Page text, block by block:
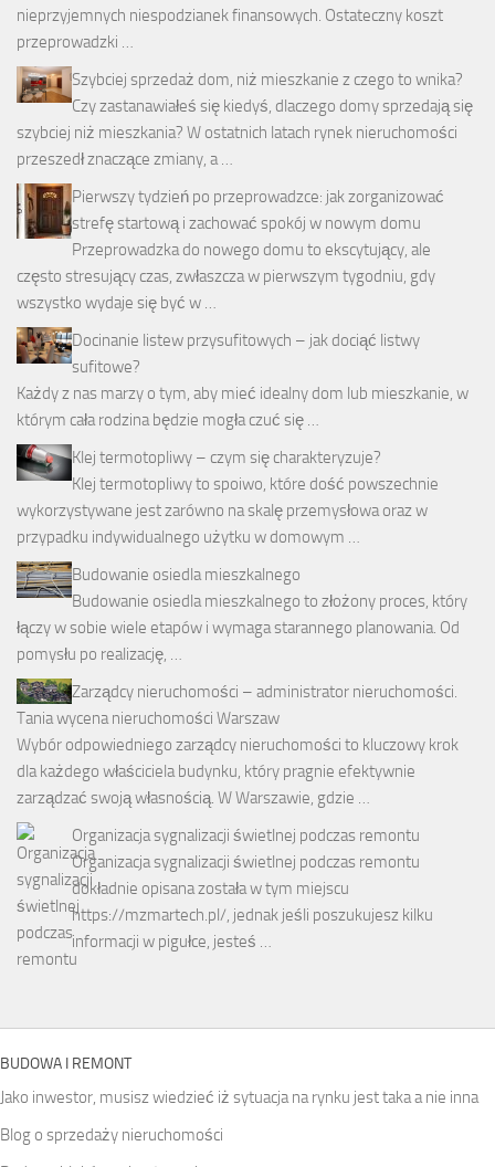
nieprzyjemnych niespodzianek finansowych. Ostateczny koszt
przeprowadzki …
Szybciej sprzedaż dom, niż mieszkanie z czego to wnika?
Czy zastanawiałeś się kiedyś, dlaczego domy sprzedają się
szybciej niż mieszkania? W ostatnich latach rynek nieruchomości
przeszedł znaczące zmiany, a …
Pierwszy tydzień po przeprowadzce: jak zorganizować
strefę startową i zachować spokój w nowym domu
Przeprowadzka do nowego domu to ekscytujący, ale
często stresujący czas, zwłaszcza w pierwszym tygodniu, gdy
wszystko wydaje się być w …
Docinanie listew przysufitowych – jak dociąć listwy
sufitowe?
Każdy z nas marzy o tym, aby mieć idealny dom lub mieszkanie, w
którym cała rodzina będzie mogła czuć się …
Klej termotopliwy – czym się charakteryzuje?
Klej termotopliwy to spoiwo, które dość powszechnie
wykorzystywane jest zarówno na skalę przemysłowa oraz w
przypadku indywidualnego użytku w domowym …
Budowanie osiedla mieszkalnego
Budowanie osiedla mieszkalnego to złożony proces, który
łączy w sobie wiele etapów i wymaga starannego planowania. Od
pomysłu po realizację, …
Zarządcy nieruchomości – administrator nieruchomości.
Tania wycena nieruchomości Warszaw
Wybór odpowiedniego zarządcy nieruchomości to kluczowy krok
dla każdego właściciela budynku, który pragnie efektywnie
zarządzać swoją własnością. W Warszawie, gdzie …
Organizacja sygnalizacji świetlnej podczas remontu
Organizacja sygnalizacji świetlnej podczas remontu
dokładnie opisana została w tym miejscu
https://mzmartech.pl/, jednak jeśli poszukujesz kilku
informacji w pigułce, jesteś …
BUDOWA I REMONT
Jako inwestor, musisz wiedzieć iż sytuacja na rynku jest taka a nie inna
Blog o sprzedaży nieruchomości